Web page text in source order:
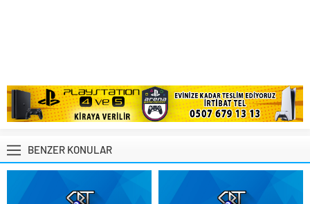
BENZER KONULAR